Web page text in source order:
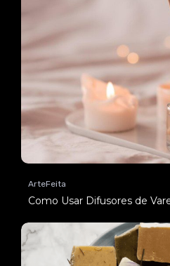
ArteFeita
Como Usar Difusores de